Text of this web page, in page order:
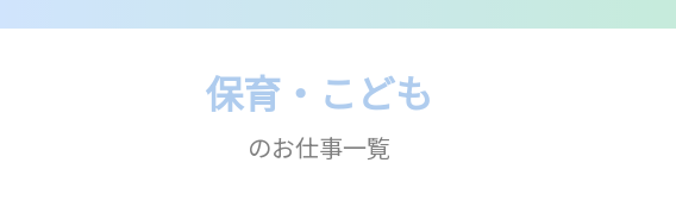
保育・こども
のお仕事一覧